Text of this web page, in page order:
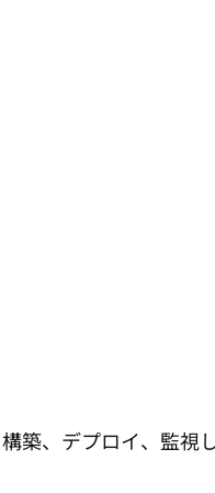
築、デプロイ、監視